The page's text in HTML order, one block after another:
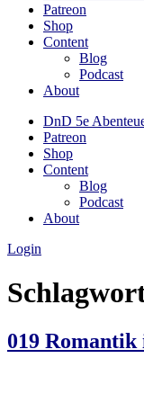
Patreon
Shop
Content
Blog
Podcast
About
DnD 5e
Patreon
Shop
Content
Blog
Podcast
About
Login
019 Romantik